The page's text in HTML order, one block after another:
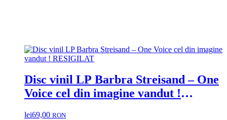
Disc vinil LP Barbra Streisand – One
Voice cel din imagine vandut !
lei69,00 RON